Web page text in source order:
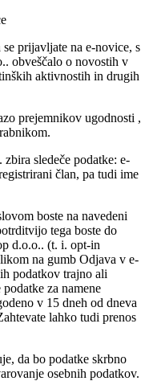
prijavljate na e-novice, s
obveščalo o novostih v
aktivnostih in drugih
prejemnikov ugodnosti ,
sledeče podatke: e-
član, pa tudi ime
boste na navedeni
tega boste do
d.o.o.. (t. i. opt-in
na gumb Odjava v e-
podatkov trajno ali
za namene
v 15 dneh od dneva
lahko tudi prenos
da bo podatke skrbno
osebnih podatkov.